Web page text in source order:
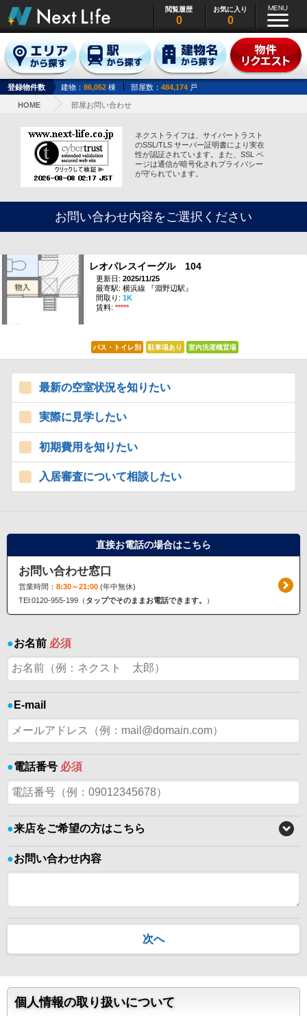
閲覧履歴
0
お気に入り
0
登録物件数 建物： 86,052 棟 部屋数： 484,174 戸
HOME 部屋お問い合わせ
ネクストライフは、サイバートラスト
のSSL/TLS サーバー証明書により実在
性が認証されています。また、SSL ペ
ージは通信が暗号化されプライバシー
が守られています。
お問い合わせ内容をご選択ください
レオパレスイーグル 104
更新日: 2025/11/25
最寄駅: 横浜線 『淵野辺駅』
間取り: 1K
賃料: *****
バス・トイレ別 駐車場あり 室内洗濯機置場
最新の空室状況を知りたい
実際に見学したい
初期費用を知りたい
入居審査について相談したい
直接お電話の場合はこちら
お問い合わせ窓口
営業時間： 8:30～21:00(年中無休)
TEl:0120-955-199（ タップでそのままお電話できます。 ）
●お名前 必須
● E-mail
●電話番号 必須
●来店をご希望の方はこちら
●お問い合わせ内容
次へ
個人情報の取り扱いについて